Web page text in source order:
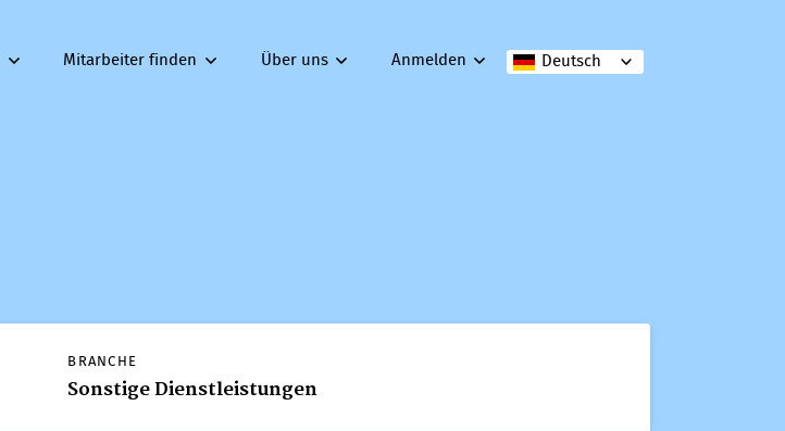
Deutsch
Mitarbeiter finden Über uns Anmelden
BRANCHE
Sonstige Dienstleistungen